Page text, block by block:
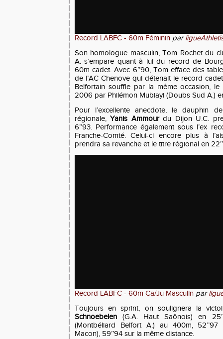
Record LABFC - 60m Féminin par
Son homologue masculin, Tom Rochet du
A. s’empare quant à lui du record de
60m cadet. Avec 6’’90, Tom efface des
de l’AC Chenove qui détenait le record
Belfortain souffle par la même occasion,
2006 par Philémon Mubiayi (Doubs Sud A.)
Pour l’excellente anecdote, le dauphin
régionale,Yanis Ammourdu Dijon U.C.
6’’93. Performance également sous l’ex
Franche-Comté. Celui-ci encore plus à
prendra sa revanche et le titre régional en
Record LABFC - 60m Ca/Ju Masculin par
Toujours en sprint, on soulignera la
Schnoebelen (G.A. Haut Saônois) en
(Montbéliard Belfort A.) au 400m,
Macon), 59’’94 sur la même distance.